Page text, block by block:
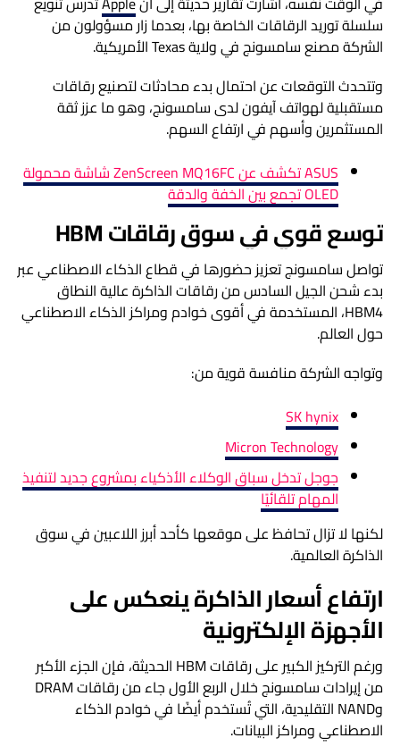
سلسلة توريد الرقاقات الخاصة بها، بعدما زار مسؤولون من
الشركة مصنع سامسونج في ولايةTexasالأمريكية.
وتتحدث التوقعات عن احتمال بدء محادثات لتصنيع رقاقات
مستقبلية لهواتف آيفون لدى سامسونج، وهو ما عزز ثقة
المستثمرين وأسهم في ارتفاع السهم.
ASUS تكشف عن ZenScreen MQ16FC شاشة محمولة
OLED تجمع بين الخفة والدقة
توسع قوي في سوق رقاقات HBM
تواصل سامسونج تعزيز حضورها في قطاع الذكاء الاصطناعي عبر
بدء شحن الجيل السادس من رقاقات الذاكرة عالية النطاق
HBM4، المستخدمة في أقوى خوادم ومراكز الذكاء الاصطناعي
حول العالم.
وتواجه الشركة منافسة قوية من:
SK hynix
Micron Technology
جوجل تدخل سباق الوكلاء الأذكياء بمشروع جديد لتنفيذ
المهام تلقائيًا
لكنها لا تزال تحافظ على موقعها كأحد أبرز اللاعبين في سوق
الذاكرة العالمية.
ارتفاع أسعار الذاكرة ينعكس على
الأجهزة الإلكترونية
ورغم التركيز الكبير على رقاقات HBM الحديثة، فإن الجزء الأكبر
من إيرادات سامسونج خلال الربع الأول جاء من رقاقات DRAM
وNAND التقليدية، التي تُستخدم أيضًا في خوادم الذكاء
الاصطناعي ومراكز البيانات.